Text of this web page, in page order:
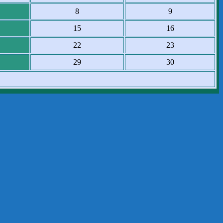
8
9
15
16
22
23
29
30